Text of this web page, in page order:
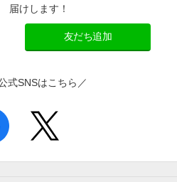
届けします！
友だち追加
式SNSはこちら／